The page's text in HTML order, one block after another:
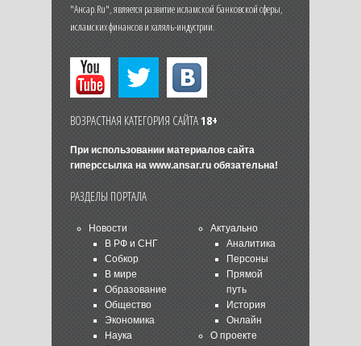
"Ансар.Ru", является развитие исламской банковской сферы,
исламских финансов и халяль-индустрии.
ВОЗРАСТНАЯ КАТЕГОРИЯ САЙТА18+
При использовании материалов сайта
гиперссылка на www.ansar.ruобязательна!
РАЗДЕЛЫ ПОРТАЛА
Новости
В РФ и СНГ
Собкор
В мире
Образование
Общество
Экономика
Наука
Актуально
Аналитика
Персоны
Прямой
путь
История
Онлайн
О проекте